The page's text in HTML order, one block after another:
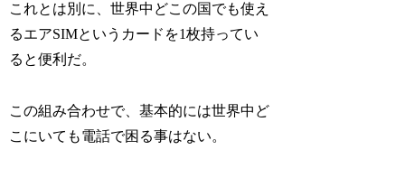
これとは別に、世界中どこの国でも使え
るエアSIMというカードを1枚持ってい
ると便利だ。
この組み合わせで、基本的には世界中ど
こにいても電話で困る事はない。